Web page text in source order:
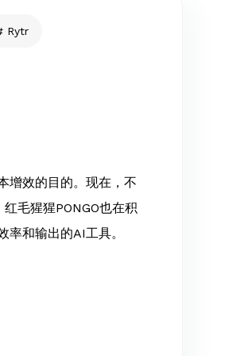
Rytr
增效的目的。现在，不
毛猩猩PONGO也在积
和输出的AI工具。